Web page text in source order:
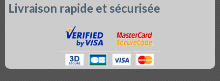
Livraison rapide et sécurisée